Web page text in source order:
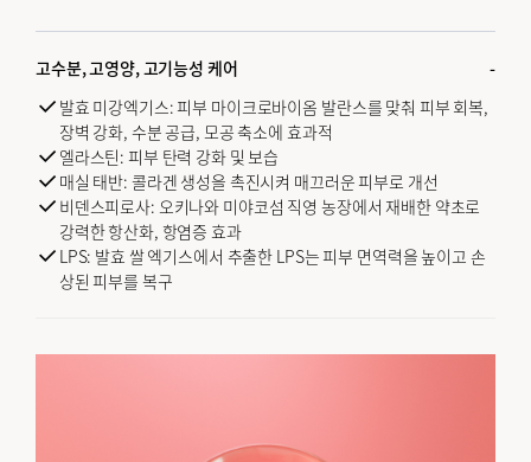
고수분, 고영양, 고기능성 케어
발효 미강엑기스: 피부 마이크로바이옴 발란스를 맞춰 피부 회복,
장벽 강화, 수분 공급, 모공 축소에 효과적
엘라스틴: 피부 탄력 강화 및 보습
매실 태반: 콜라겐 생성을 촉진시켜 매끄러운 피부로 개선
비덴스피로사: 오키나와 미야코섬 직영 농장에서 재배한 약초로
강력한 항산화, 항염증 효과
LPS: 발효 쌀 엑기스에서 추출한 LPS는 피부 면역력을 높이고 손
상된 피부를 복구